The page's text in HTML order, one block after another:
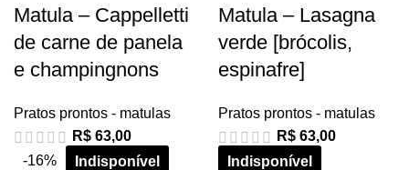
Matula – Cappelletti
de carne de panela
e champingnons
Pratos prontos - matulas
R$ 63,00
Matula – Lasagna
verde [brócolis,
espinafre]
Pratos prontos - matulas
R$ 63,00
-16%